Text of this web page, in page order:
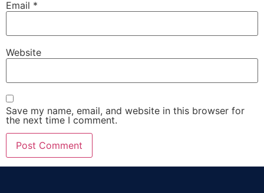
Email *
Website
Save my name, email, and website in this browser for
the next time I comment.